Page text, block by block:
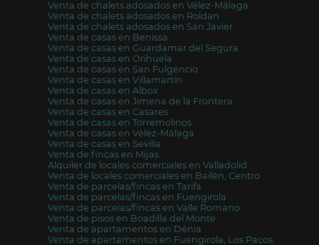
Venta de chalets adosados en Vélez-Málaga
Venta de chalets adosados en Roldan
Venta de chalets adosados en San Javier
Venta de casas en Benissa
Venta de casas en Guardamar del Segura
Venta de casas en Orihuela
Venta de casas en San Fulgencio
Venta de casas en Villamartín
Venta de casas en Albox
Venta de casas en Jimena de la Frontera
Venta de casas en Casares
Venta de casas en Torremolinos
Venta de casas en Vélez-Málaga
Venta de casas en Sevilla
Venta de fincas en Mijas
Alquiler de locales comerciales en Valladolid
Venta de locales comerciales en Bailén, Centro
Venta de parcelas/fincas en Tarifa
Venta de parcelas/fincas en Fuengirola
Venta de parcelas/fincas en Valle Romano
Venta de pisos en Boadilla del Monte
Venta de apartamentos en Dénia
Venta de apartamentos en Fuengirola, Los Pacos